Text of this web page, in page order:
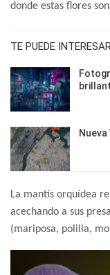
donde estas flores
TE PUEDE
La mantis orquídea
acechando a sus
(mariposa, polilla,